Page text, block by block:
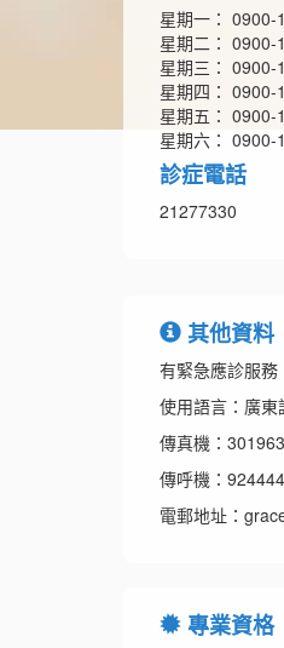
星期一：
星期二：
星期三：
星期四：
星期五：
星期六：
診症電話
21277330
其他資料
有緊急應診服務
使用語言：廣東
傳真機：
傳呼機：
電郵地址：
專業資格